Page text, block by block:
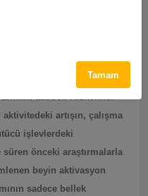
takiben Alzheimer
artışın, çalışma
işlevlerdeki
önceki araştırmalarla
beyin aktivasyon
sadece bellek
Tamam